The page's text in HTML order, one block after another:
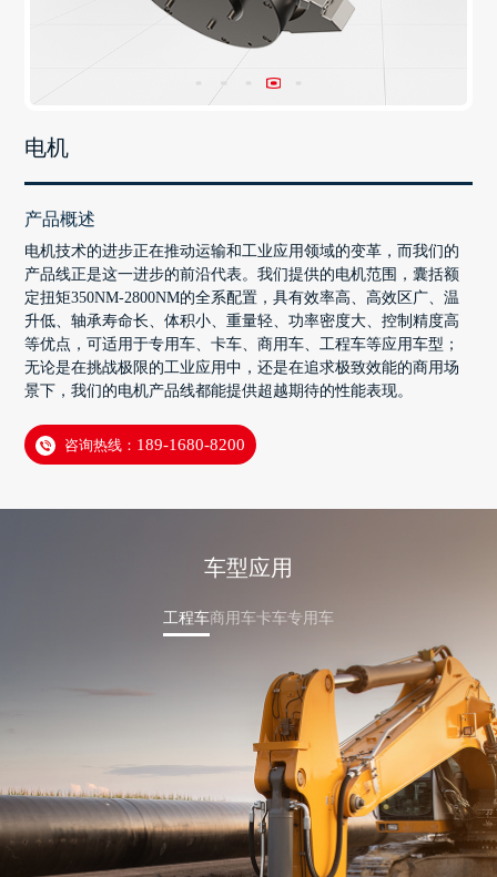
电机
产品概述
电机技术的进步正在推动运输和工业应用领域的变革，而我们的
产品线正是这一进步的前沿代表。我们提供的电机范围，囊括额
定扭矩350NM-2800NM的全系配置，具有效率高、高效区广、温
升低、轴承寿命长、体积小、重量轻、功率密度大、控制精度高
等优点，可适用于专用车、卡车、商用车、工程车等应用车型；
无论是在挑战极限的工业应用中，还是在追求极致效能的商用场
景下，我们的电机产品线都能提供超越期待的性能表现。
咨询热线： 189-1680-8200
车型应用
工程车商用车卡车专用车